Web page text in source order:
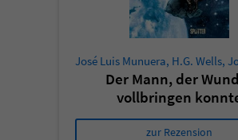
José Luis Munuera, H.G. Wells,
Der Mann, der
vollbringen
zur Rezension